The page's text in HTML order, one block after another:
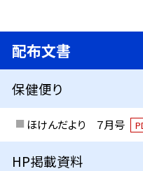
配布文書
保健便り
ほけんだより ７月号
HP掲載資料